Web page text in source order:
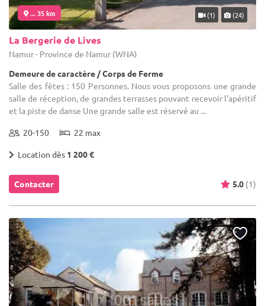
... 35 km (1) (24)
La Bergerie de Lives
Namur - Province de Namur (WNA)
Demeure de caractère / Corps de Ferme
Salle des fêtes : 150 Personnes. Nous vous proposons une grande
salle de réception, de grandes terrasses pouvant recevoir l'apéritif
et la piste de danse Une grande salle est réservé au ...
20-150 22 max
Location dès 1 200 €
Contacter 5.0 (1)